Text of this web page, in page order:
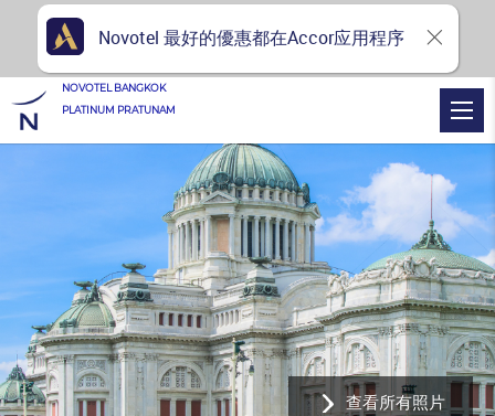
查看所有照片
NOVOTEL BANGKOK
PLATINUM PRATUNAM
Novotel 最好的優惠都在Accor应用程序